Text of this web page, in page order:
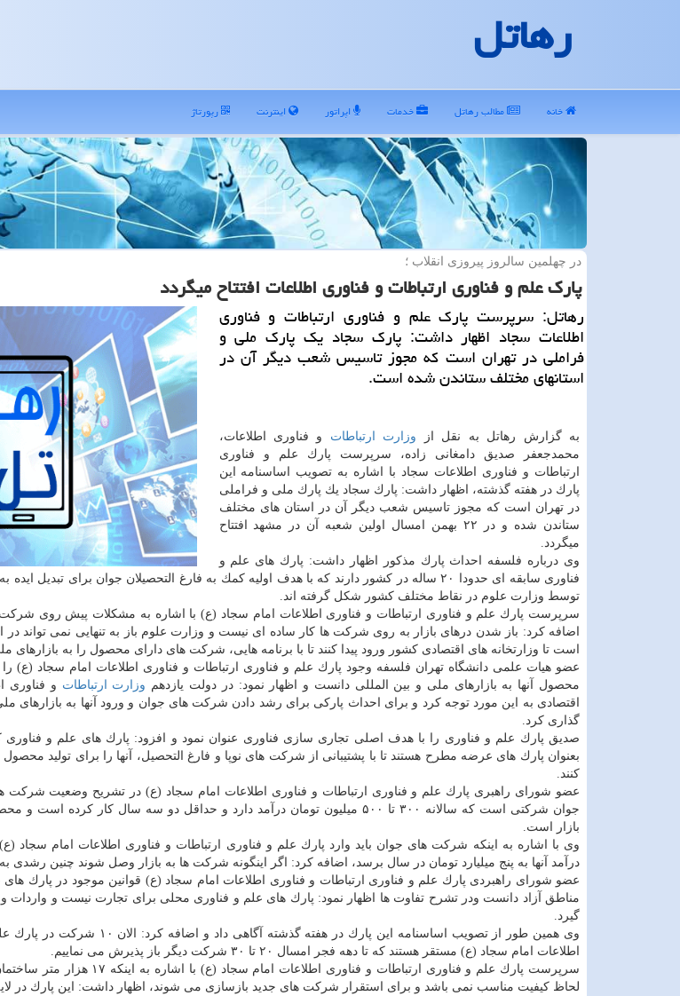
رهاتل
خانه مطالب رهاتل خدمات اپراتور اینترنت رپورتاژ
در چهلمین سالروز پیروزی انقلاب ؛
پارك علم و فناوری ارتباطات و فناوری اطلاعات افتتاح میگردد
رهاتل: سرپرست پارك علم و فناوری ارتباطات و فناوری
اطلاعات سجاد اظهار داشت: پارك سجاد یك پارك ملی و
فراملی در تهران است كه مجوز تاسیس شعب دیگر آن در
استانهای مختلف ستاندن شده است.
به گزارش رهاتل به نقل از وزارت ارتباطات و فناوری اطلاعات،
محمدجعفر صدیق دامغانی زاده، سرپرست پارك علم و فناوری
ارتباطات و فناوری اطلاعات سجاد با اشاره به تصویب اساسنامه این
پارك در هفته گذشته، اظهار داشت: پارك سجاد یك پارك ملی و فراملی
در تهران است كه مجوز تاسیس شعب دیگر آن در استان های مختلف
ستاندن شده و در ۲۲ بهمن امسال اولین شعبه آن در مشهد افتتاح
میگردد.
وی درباره فلسفه احداث پارك مذكور اظهار داشت: پارك های علم و
فناوری سابقه ای حدودا ۲۰ ساله در كشور دارند كه با هدف اولیه كمك به فارغ التحصیلان جوان برای
توسط وزارت علوم در نقاط مختلف كشور شكل گرفته اند.
سرپرست پارك علم و فناوری ارتباطات و فناوری اطلاعات امام سجاد (ع) با اشاره به مشكلات پیش روی شركت
اضافه كرد: باز شدن درهای بازار به روی شركت ها كار ساده ای نیست و وزارت علوم باز به تنهایی نمی تواند در
است تا وزارتخانه های اقتصادی كشور ورود پیدا كنند تا با برنامه هایی، شركت های دارای محصول را به بازارهای
عضو هیات علمی دانشگاه تهران فلسفه وجود پارك علم و فناوری ارتباطات و فناوری اطلاعات امام سجاد
محصول آنها به بازارهای ملی و بین المللی دانست و اظهار نمود: در دولت یازدهم وزارت ارتباطات و فناوری
اقتصادی به این مورد توجه كرد و برای احداث پاركی برای رشد دادن شركت های جوان و ورود آنها به بازارهای
گذاری كرد.
صدیق پارك علم و فناوری را با هدف اصلی تجاری سازی فناوری عنوان نمود و افزود: پارك های علم و فناوری
بعنوان پارك های عرضه مطرح هستند تا با پشتیبانی از شركت های نوپا و فارغ التحصیل، آنها را برای تولید
كنند.
عضو شورای راهبری پارك علم و فناوری ارتباطات و فناوری اطلاعات امام سجاد (ع) در تشریح وضعیت
جوان شركتی است كه سالانه ۳۰۰ تا ۵۰۰ میلیون تومان درآمد دارد و حداقل دو سه سال كار
بازار است.
وی با اشاره به اینكه شركت های جوان باید وارد پارك علم و فناوری ارتباطات و فناوری اطلاعات امام
درآمد آنها به پنج میلیارد تومان در سال برسد، اضافه كرد: اگر اینگونه شركت ها به بازار وصل شوند چنین
عضو شورای راهبردی پارك علم و فناوری ارتباطات و فناوری اطلاعات امام سجاد (ع) قوانین موجود در پارك های
مناطق آزاد دانست ودر تشرح تفاوت ها اظهار نمود: پارك های علم و فناوری محلی برای تجارت نیست و
گیرد.
وی همین طور از تصویب اساسنامه این پارك در
اطلاعات امام سجاد (ع) مستقر هستند كه تا دهه فجر امسال ۲۰ تا ۳۰ شركت دیگر باز پذیرش می نماییم.
سرپرست پارك علم و فناوری ارتباطات و فناوری
لحاظ كیفیت مناسب نمی باشد و برای استقرار شركت های جدید بازسازی می شوند، اظهار داشت: این پارك در